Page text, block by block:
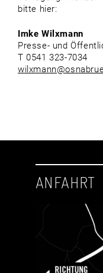
bitte hier:
Imke Wilxmann
Presse- und
T 0541 323-7034
ANFAHRT